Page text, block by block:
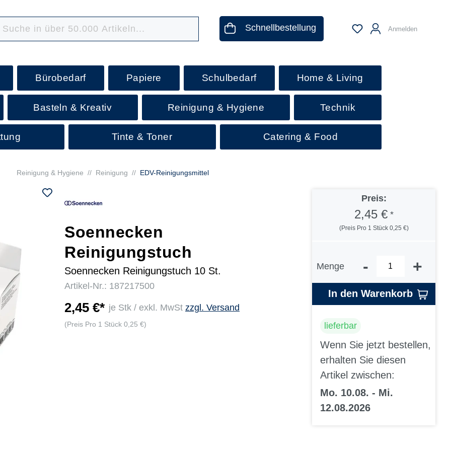
Schnellbestellung Anmelden
Bürobedarf Papiere Schulbedarf Home & Living
Basteln & Kreativ Reinigung & Hygiene Technik
Tinte & Toner Catering & Food
Reinigung & Hygiene // Reinigung // EDV-Reinigungsmittel
Soennecken
Reinigungstuch
Soennecken Reinigungstuch 10 St.
Artikel-Nr.: 187217500
2,45 €* je Stk / exkl. MwSt zzgl. Versand
(Preis Pro 1 Stück 0,25 €)
Preis:
2,45 €*
(Preis Pro 1 Stück 0,25 €)
Menge - +
In den Warenkorb
lieferbar
Wenn Sie jetzt bestellen,
erhalten Sie diesen
Artikel zwischen:
Mo. 10.08. - Mi.
12.08.2026